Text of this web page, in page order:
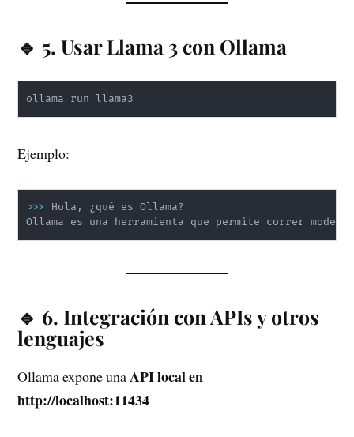
🔹 5. Usar Llama 3 con Ollama
ollama run llama3
Ejemplo:
>>>
Hola, ¿qué es Ollama?
Ollama es una herramienta que permite correr
🔹 6. Integración con APIs y otros
lenguajes
Ollama expone unaAPI local en
http://localhost:11434